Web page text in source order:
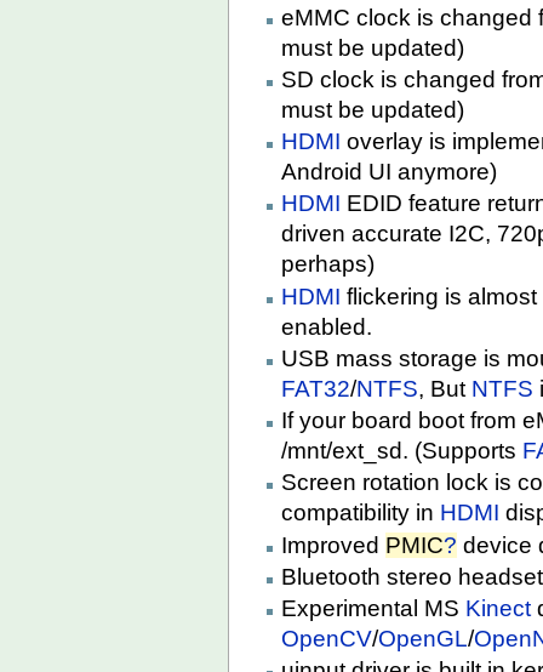
eMMC clock is changed
must be updated)
SD clock is changed
must be updated)
HDMI overlay is
Android UI anymore)
HDMI EDID feature
driven accurate I2C,
perhaps)
HDMI flickering is
enabled.
USB mass storage is
FAT32/NTFS, But NTFS
If your board boot from
/mnt/ext_sd. (Supports
Screen rotation lock is
compatibility in HDMI
Improved PMIC? device
Bluetooth stereo
Experimental MS Kinect
OpenCV/OpenGL/